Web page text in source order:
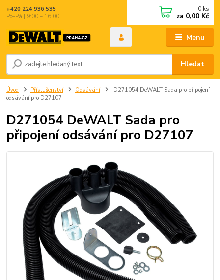
Menu
Hledat
+420 224 936 535
Po–Pá | 9:00 – 16:00
0 ks
za 0,00 Kč
Úvod Příslušenství Odsávání
D271054 DeWALT Sada pro připojení
odsávání pro D27107
D271054 DeWALT Sada pro
připojení odsávání pro D27107